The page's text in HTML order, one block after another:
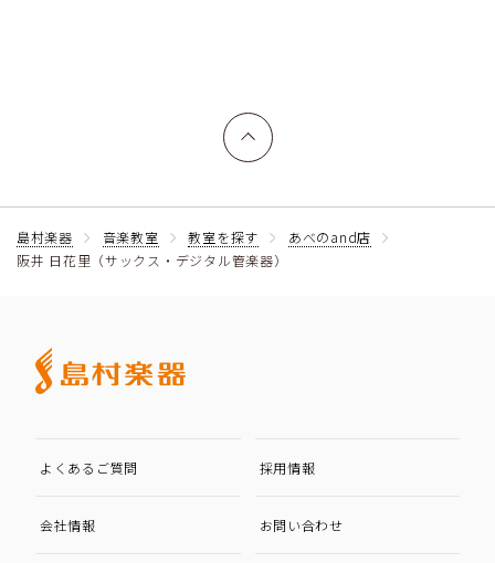
上へ戻る
島村楽器 音楽教室 教室を探す
あべのand店
阪井 日花里（サックス・デジタル管楽器）
よくあるご質問 採用情報
会社情報 お問い合わせ